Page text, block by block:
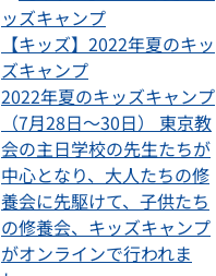
【キッズ】2022年夏のキッ
ズキャンプ
2022年夏のキッズキャンプ
（7月28日～30日） 東京教
会の主日学校の先生たちが
中心となり、大人たちの修
養会に先駆けて、子供たち
の修養会、キッズキャンプ
がオンラインで行われま